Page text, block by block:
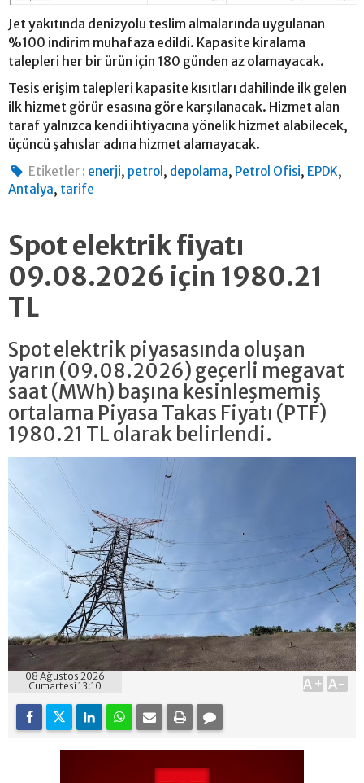
Jet yakıtında denizyolu teslim almalarında uygulanan
%100 indirim muhafaza edildi. Kapasite kiralama
talepleri her bir ürün için 180 günden az olamayacak.
Tesis erişim talepleri kapasite kısıtları dahilinde ilk gelen
ilk hizmet görür esasına göre karşılanacak. Hizmet alan
taraf yalnızca kendi ihtiyacına yönelik hizmet alabilecek,
üçüncü şahıslar adına hizmet alamayacak.
Etiketler : enerji, petrol , depolama, Petrol Ofisi, EPDK,
Antalya, tarife
Spot elektrik fiyatı
09.08.2026 için 1980.21
TL
Spot elektrik piyasasında oluşan
yarın (09.08.2026) geçerli megavat
saat (MWh) başına kesinleşmemiş
ortalama Piyasa Takas Fiyatı (PTF)
1980.21 TL olarak belirlendi.
08 Ağustos 2026
Cumartesi 13:10
A+ A-